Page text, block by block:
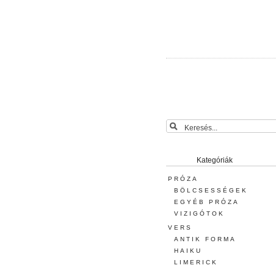
Kategóriák
PRÓZA
BÖLCSESSÉGEK
EGYÉB PRÓZA
VIZIGÓTOK
VERS
ANTIK FORMA
HAIKU
LIMERICK